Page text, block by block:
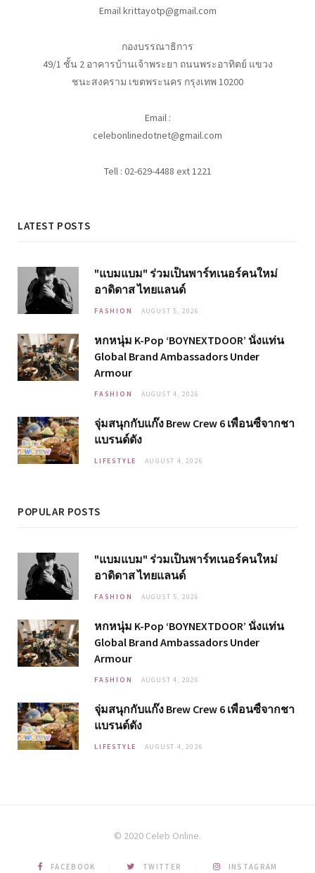
Email krittayotp@gmail.com
กองบรรณาธิการ
49/1 ชั้น 2 อาคารบ้านเจ้าพระยา ถนนพระอาทิตย์ แขวง
ชนะสงคราม เขตพระนคร กรุงเทพ 10200
Email :
celebonlinedotnet@gmail.com
Tell : 02-629-4488 ext 1221
LATEST POSTS
"แบมแบม" ร่วมเป็นพาร์ทเนอร์คนใหม่
อาดิดาส ไทยแลนด์
FASHION AUGUST 5, 2026
หกหนุ่ม K-Pop ‘BOYNEXTDOOR’ นั่งแท่น
Global Brand Ambassadors Under
Armour
FASHION AUGUST 4, 2026
จุ่มสนุกกับแก๊ง Brew Crew 6 เพื่อนซี้จากชา
แบรนด์ดัง
LIFESTYLE AUGUST 4, 2026
POPULAR POSTS
"แบมแบม" ร่วมเป็นพาร์ทเนอร์คนใหม่
อาดิดาส ไทยแลนด์
FASHION AUGUST 5, 2026
หกหนุ่ม K-Pop ‘BOYNEXTDOOR’ นั่งแท่น
Global Brand Ambassadors Under
Armour
FASHION AUGUST 4, 2026
จุ่มสนุกกับแก๊ง Brew Crew 6 เพื่อนซี้จากชา
แบรนด์ดัง
LIFESTYLE AUGUST 4, 2026
© 2020 Celeb Online.
FACEBOOK TWITTER INSTAGRAM